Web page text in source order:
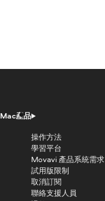
Mac產品
操作方法
學習平台
Movavi 產品系統需求
試用版限制
取消訂閱
聯絡支援人員